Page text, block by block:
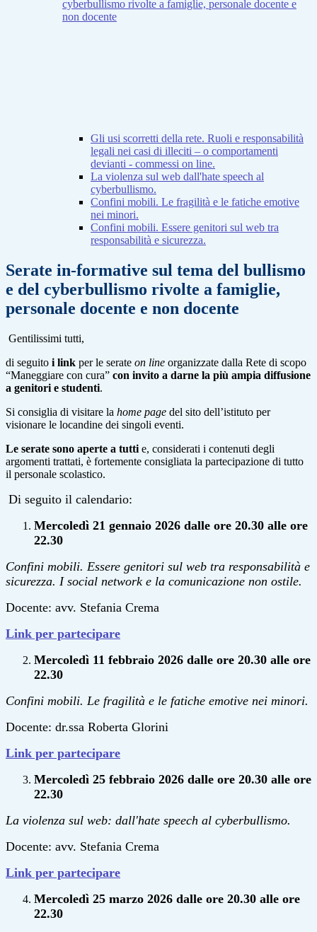
cyberbullismo rivolte a famiglie, personale docente e
non docente
Gli usi scorretti della rete. Ruoli e responsabilità
legali nei casi di illeciti – o comportamenti
devianti - commessi on line.
La violenza sul web dall'hate speech al
cyberbullismo.
Confini mobili. Le fragilità e le fatiche emotive
nei minori.
Confini mobili. Essere genitori sul web tra
responsabilità e sicurezza.
Serate in-formative sul tema del bullismo
e del cyberbullismo rivolte a famiglie,
personale docente e non docente
Gentilissimi tutti,
di seguito i link per le serate on line organizzate dalla Rete di scopo
“Maneggiare con cura” con invito a darne la più ampia diffusione
a genitori e studenti.
Si consiglia di visitare la home page del sito dell’istituto per
visionare le locandine dei singoli eventi.
Le serate sono aperte a tutti e, considerati i contenuti degli
argomenti trattati, è fortemente consigliata la partecipazione di tutto
il personale scolastico.
Di seguito il calendario:
Mercoledì 21 gennaio 2026 dalle ore 20.30 alle ore
22.30
Confini mobili. Essere genitori sul web tra responsabilità e
sicurezza. I social network e la comunicazione non ostile.
Docente: avv. Stefania Crema
Link per partecipare
Mercoledì 11 febbraio 2026 dalle ore 20.30 alle ore
22.30
Confini mobili. Le fragilità e le fatiche emotive nei minori.
Docente: dr.ssa Roberta Glorini
Link per partecipare
Mercoledì 25 febbraio 2026 dalle ore 20.30 alle ore
22.30
La violenza sul web: dall'hate speech al cyberbullismo.
Docente: avv. Stefania Crema
Link per partecipare
Mercoledì 25 marzo 2026 dalle ore 20.30 alle ore
22.30